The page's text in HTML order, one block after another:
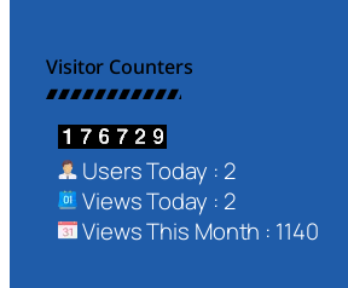
Visitor Counters
Users Today : 2
Views Today : 2
Views This Month : 1140